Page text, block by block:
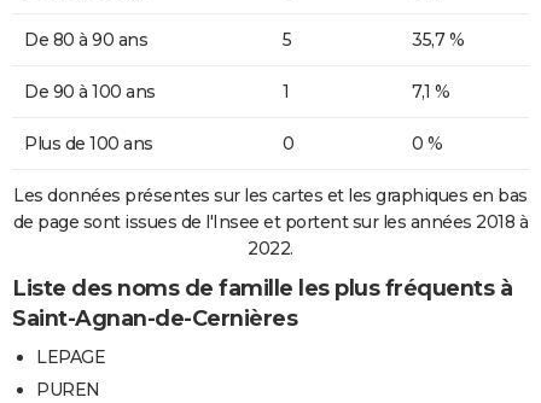
De 80 à 90 ans 5 35,7 %
De 90 à 100 ans 1 7,1 %
Plus de 100 ans 0 0 %
Les données présentes sur les cartes et les graphiques en bas
de page sont issues de l'Insee et portent sur les années 2018 à
2022.
Liste des noms de famille les plus fréquents à
Saint-Agnan-de-Cernières
LEPAGE
PUREN